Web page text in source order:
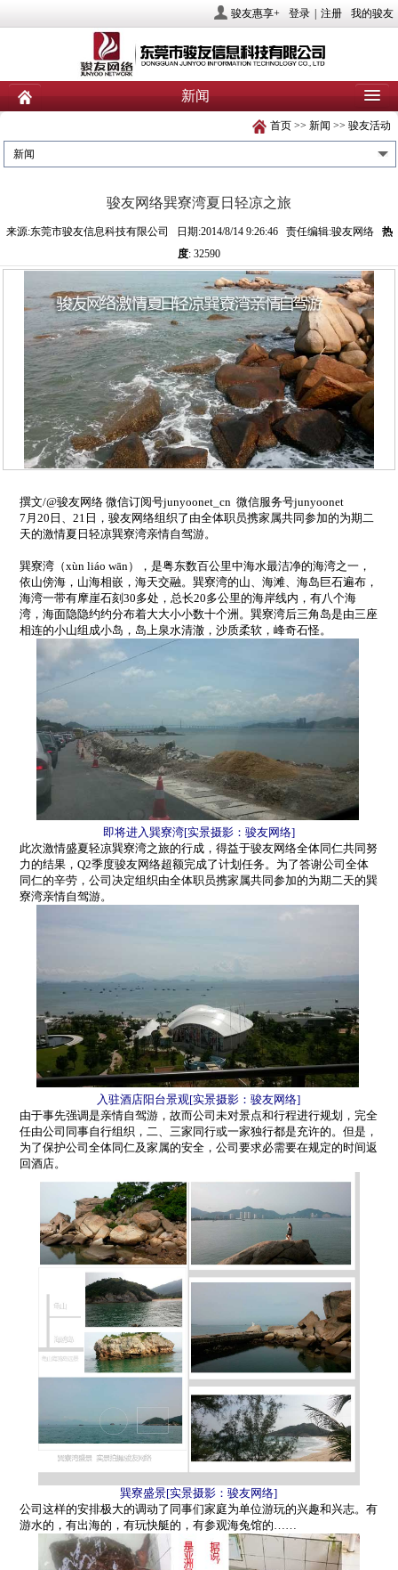
骏友惠享+ 登录 注册 我的骏友
新闻
新闻
产品 业务服务 社会责任
投资者关系
首页 >> 新闻 >> 骏友活动
新闻
骏友网络巽寮湾夏日轻凉之旅
来源:东莞市骏友信息科技有限公司 日期:2014/8/14 9:26:46 责任编辑:骏友网络 热
度: 32590
撰文/@骏友网络 微信订阅号junyoonet_cn 微信服务号junyoonet
7 月20 日、21 日，骏友网络组织了由全体职员携家属共同参加的为期二
天的激情夏日轻凉巽寮湾亲情自驾游。
巽寮湾（xùn liáo wān），是粤东数百公里中海水最洁净的海湾之一，
依山傍海，山海相嵌，海天交融。巽寮湾的山、海滩、海岛巨石遍布，
海湾一带有摩崖石刻30多处，总长20多公里的海岸线内，有八个海
湾，海面隐隐约约分布着大大小小数十个洲。巽寮湾后三角岛是由三座
相连的小山组成小岛，岛上泉水清澈，沙质柔软，峰奇石怪。
即将进入巽寮湾[实景摄影：骏友网络]
此次激情盛夏轻凉巽寮湾之旅的行成，得益于骏友网络全体同仁共同努
力的结果，Q2季度骏友网络超额完成了计划任务。为了答谢公司全体
同仁的辛劳，公司决定组织由全体职员携家属共同参加的为期二天的巽
寮湾亲情自驾游。
入驻酒店阳台景观[实景摄影：骏友网络]
由于事先强调是亲情自驾游，故而公司未对景点和行程进行规划，完全
任由公司同事自行组织，二、三家同行或一家独行都是充许的。但是，
为了保护公司全体同仁及家属的安全，公司要求必需要在规定的时间返
回酒店。
巽寮盛景[实景摄影：骏友网络]
公司这样的安排极大的调动了同事们家庭为单位游玩的兴趣和兴志。有
游水的，有出海的，有玩快艇的，有参观海兔馆的……